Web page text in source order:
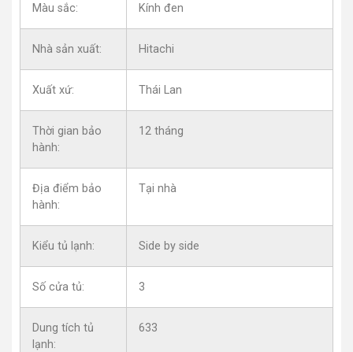
Màu sắc: Kính đen
Nhà sản xuất: Hitachi
Xuất xứ: Thái Lan
Thời gian bảo
hành:
12 tháng
Địa điểm bảo
hành:
Tại nhà
Kiểu tủ lạnh: Side by side
Số cửa tủ: 3
Dung tích tủ
lạnh:
633